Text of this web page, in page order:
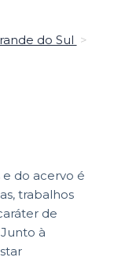
do Sul >
do acervo é
trabalhos
de
à